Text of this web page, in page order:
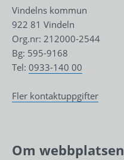
Vindelns kommun
922 81 Vindeln
Org.nr: 212000-2544
Bg: 595-9168
Tel: 0933-140 00
Fler kontaktuppgifter
Om webbplatsen